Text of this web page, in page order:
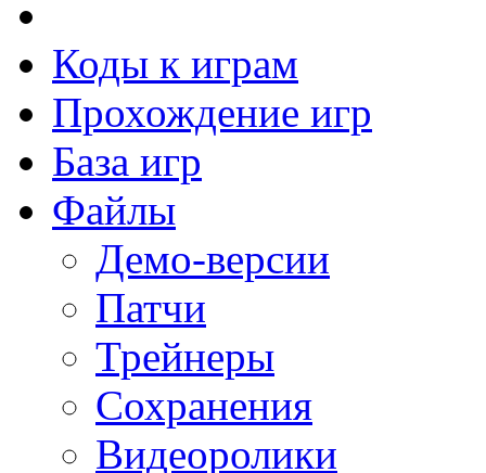
Коды к играм
Прохождение игр
База игр
Файлы
Демо-версии
Патчи
Трейнеры
Сохранения
Видеоролики